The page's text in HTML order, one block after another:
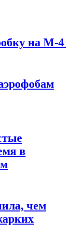
на М-
в
чем